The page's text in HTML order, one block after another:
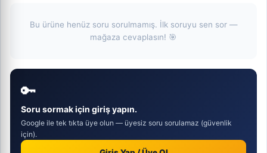
Bu ürüne henüz soru sorulmamış. İlk soruyu sen sor —
mağaza cevaplasın! 🎯
🔑
Soru sormak için giriş yapın.
Google ile tek tıkta üye olun — üyesiz soru sorulamaz (güvenlik
için).